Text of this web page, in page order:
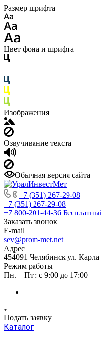
Размер шрифта
Цвет фона и шрифта
Изображения
Озвучивание текста
Обычная версия сайта
+7 (351) 267-29-08
+7 (351) 267-29-08
+7 800-201-44-36
Заказать звонок
E-mail
sev@prom-met.net
Адрес
454091 Челябинск ул.
Режим работы
Пн. – Пт.: с 9:00 до 17:00
Подать заявку
Каталог